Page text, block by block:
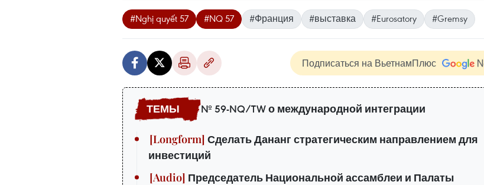
#Nghị quyết 57 #NQ 57 #Франция #выставка #Eurosatory #Gremsy
Подписаться на ВьетнамПлюс
№ 59-NQ/TW о международной интеграции
Сделать Дананг стратегическим направлением для
инвестиций
Председатель Национальной ассамблеи и Палаты